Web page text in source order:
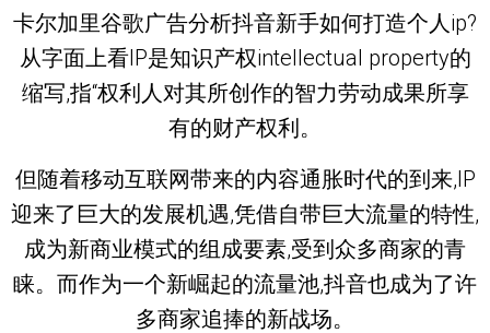
卡尔加里谷歌广告分析抖音新手如何打造个人ip?
从字面上看IP是知识产权intellectual property的
缩写,指“权利人对其所创作的智力劳动成果所享
有的财产权利。
但随着移动互联网带来的内容通胀时代的到来,IP
迎来了巨大的发展机遇,凭借自带巨大流量的特性,
成为新商业模式的组成要素,受到众多商家的青
睐。而作为一个新崛起的流量池,抖音也成为了许
多商家追捧的新战场。